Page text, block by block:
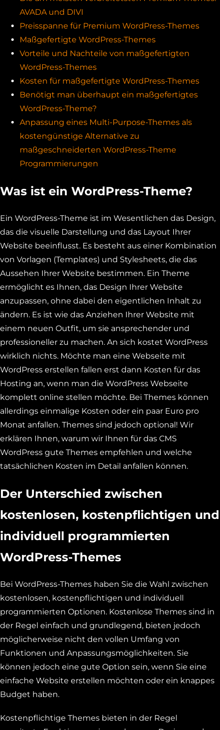
AVADA und DIVI
Preisspanne für Premium WordPress-Themes
Maßgefertigte WordPress-Themes
Vorteile und Nachteile von maßgefertigten
WordPress-Themes
Kosten für maßgefertigte WordPress-Themes
Benötigt man überhaupt ein maßgefertigtes
WordPress-Theme?
Anpassung eines Multi-Purpose-Themes als
kostengünstige Alternative zu
maßgeschneiderten WordPress-Theme
Programmierungen
Was ist ein WordPress-Theme?
Ein WordPress-Theme ist im Wesentlichen das Design,
das die visuelle Darstellung und das Layout Ihrer
Website beeinflusst. Es besteht aus einer Kombination
von Vorlagen (Templates) und Stylesheets, die das
Aussehen Ihrer Website bestimmen. Ein Theme
ermöglicht es Ihnen, das Design Ihrer Website
anzupassen, ohne dabei den eigentlichen Inhalt zu
ändern. Es ist wie das Anziehen Ihrer Website mit
einem neuen Outfit, um sie ansprechender und
professioneller zu machen. An sich kostet WordPress
wirklich nichts. Möchte man eine Webseite mit
WordPress erstellen fallen erst dann Kosten für das
Hosting an, wenn man die WordPress Webseite
komplett online stellen möchte. Bei Themes können
allerdings einmalige Kosten oder ein paar Euro pro
Monat anfallen. Themes sind jedoch optional! Wir
erklären Ihnen, warum wir Ihnen für das CMS
WordPress gute Themes empfehlen und welche
tatsächlichen Kosten im Detail anfallen können.
Der Unterschied zwischen
kostenlosen, kostenpflichtigen und
individuell programmierten
WordPress-Themes
Bei WordPress-Themes haben Sie die Wahl zwischen
kostenlosen, kostenpflichtigen und individuell
programmierten Optionen. Kostenlose Themes sind in
der Regel einfach und grundlegend, bieten jedoch
möglicherweise nicht den vollen Umfang von
Funktionen und Anpassungsmöglichkeiten. Sie
können jedoch eine gute Option sein, wenn Sie eine
einfache Website erstellen möchten oder ein knappes
Budget haben.
Kostenpflichtige Themes bieten in der Regel